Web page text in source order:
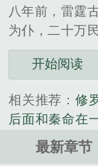
八年前，雷霆
为仆，二十万
武，修罗觉醒
破苍穹，给我
海蛮皇等等一
的少年踏天而
《修罗天帝》
开始阅读
相关推荐： 修
后面和秦命在
帝等级境界划分
修罗天帝
最新章节